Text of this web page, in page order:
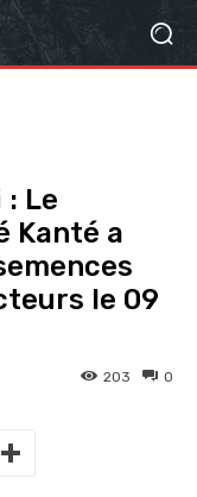
Le
Kanté a
le 09
0
203